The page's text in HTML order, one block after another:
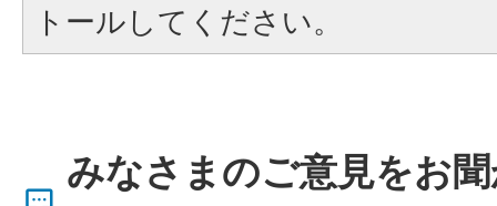
トールしてください。
みなさまのご意見をお